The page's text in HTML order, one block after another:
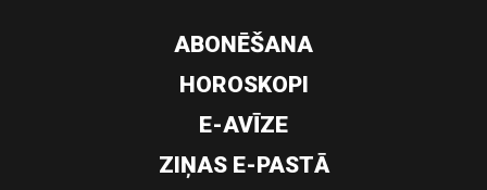
ABONĒŠANA
HOROSKOPI
E-AVĪZE
ZIŅAS E-PASTĀ